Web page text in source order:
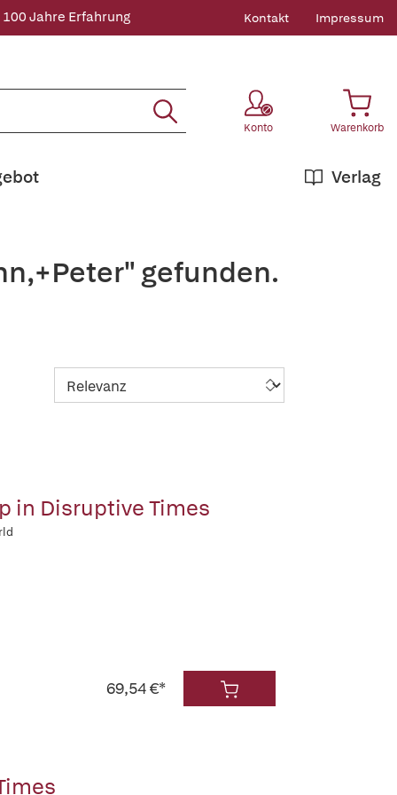
100 Jahre Erfahrung Kontakt Impressum
Konto Warenkorb
Verlag
gefunden.
in Disruptive Times
69,54 €*